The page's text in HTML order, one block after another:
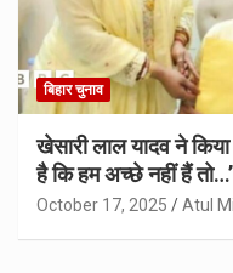
बिहार चुनाव
खेसारी लाल यादव ने
है कि हम अच्छे नहीं हैं तो…’
October 17, 2025 Atul